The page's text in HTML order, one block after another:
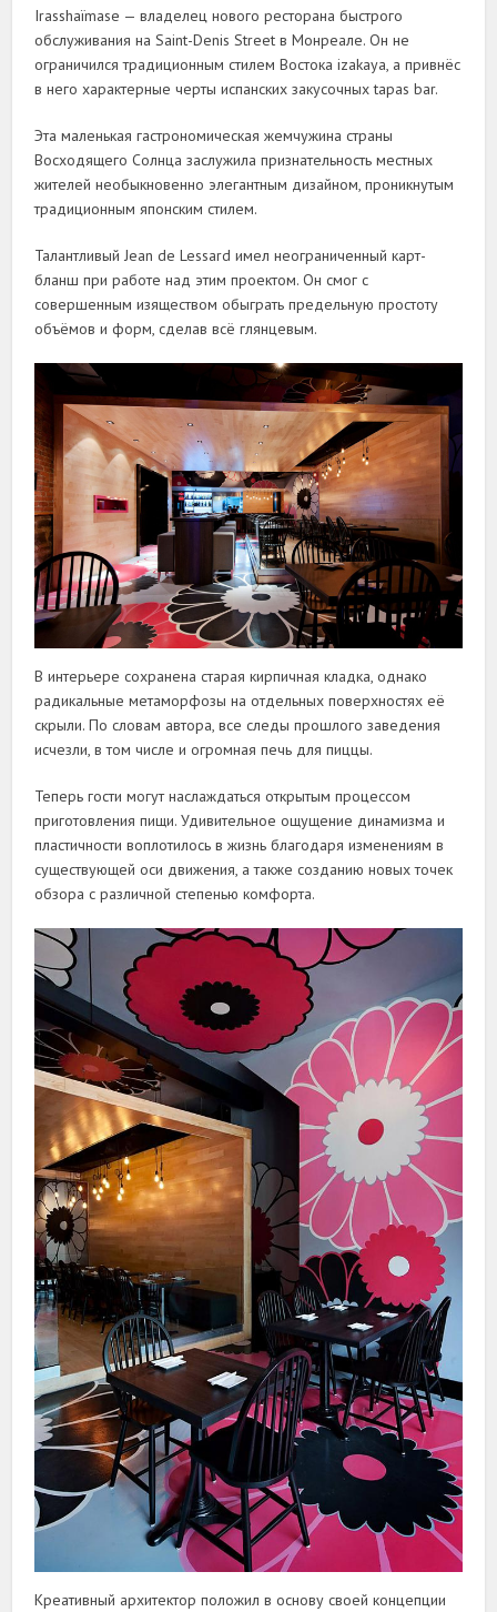
Irasshaïmase — владелец нового ресторана быстрого
обслуживания на Saint-Denis Street в Монреале. Он не
ограничился традиционным стилем Востока izakaya, а привнёс
в него характерные черты испанских закусочных tapas bar.
Эта маленькая гастрономическая жемчужина страны
Восходящего Солнца заслужила признательность местных
жителей необыкновенно элегантным дизайном, проникнутым
традиционным японским стилем.
Талантливый Jean de Lessard имел неограниченный карт-
бланш при работе над этим проектом. Он смог с
совершенным изяществом обыграть предельную простоту
объёмов и форм, сделав всё глянцевым.
В интерьере сохранена старая кирпичная кладка, однако
радикальные метаморфозы на отдельных поверхностях её
скрыли. По словам автора, все следы прошлого заведения
исчезли, в том числе и огромная печь для пиццы.
Теперь гости могут наслаждаться открытым процессом
приготовления пищи. Удивительное ощущение динамизма и
пластичности воплотилось в жизнь благодаря изменениям в
существующей оси движения, а также созданию новых точек
обзора с различной степенью комфорта.
Креативный архитектор положил в основу своей концепции